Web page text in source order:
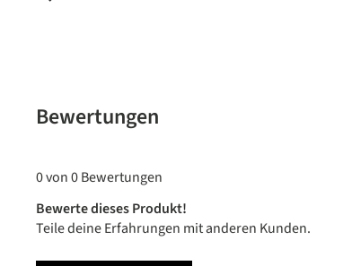
Bewertungen
0 von 0 Bewertungen
Bewerte dieses Produkt!
Teile deine Erfahrungen mit anderen Kunden.